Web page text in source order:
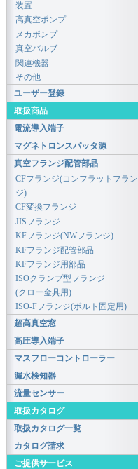
装置
高真空ポンプ
メカポンプ
真空バルブ
関連機器
その他
ユーザー登録
取扱商品
電流導入端子
マグネトロンスパッタ源
真空フランジ配管部品
CFフランジ(コンフラットフラン
ジ)
CF変換フランジ
JISフランジ
KFフランジ(NWフランジ)
KFフランジ配管部品
KFフランジ用部品
ISOクランプ型フランジ
(クロー金具用)
ISO-Fフランジ(ボルト固定用)
超高真空窓
高圧導入端子
マスフローコントローラー
漏水検知器
流量センサー
取扱カタログ
取扱カタログ一覧
カタログ請求
ご提供サービス